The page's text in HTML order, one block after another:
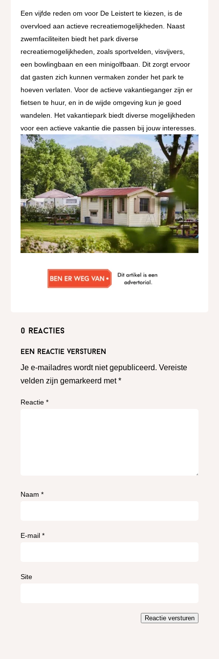
Een vijfde reden om voor De Leistert te kiezen, is de
overvloed aan actieve recreatiemogelijkheden. Naast
zwemfaciliteiten biedt het park diverse
recreatiemogelijkheden, zoals sportvelden, visvijvers,
een bowlingbaan en een minigolfbaan. Dit zorgt ervoor
dat gasten zich kunnen vermaken zonder het park te
hoeven verlaten. Voor de actieve vakantieganger zijn er
fietsen te huur, en in de wijde omgeving kun je goed
wandelen. Het vakantiepark biedt diverse mogelijkheden
voor een actieve vakantie die passen bij jouw interesses.
0 reacties
Een reactie versturen
Je e-mailadres wordt niet gepubliceerd. Vereiste
velden zijn gemarkeerd met*
Reactie*
Naam*
E-mail*
Site
Reactie versturen